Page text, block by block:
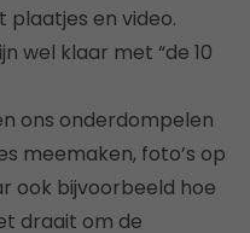
plaatjes en video.
wel klaar met “de 10
ons onderdompelen
meemaken, foto’s op
ook bijvoorbeeld hoe
draait om de